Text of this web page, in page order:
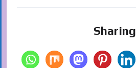
Sharing